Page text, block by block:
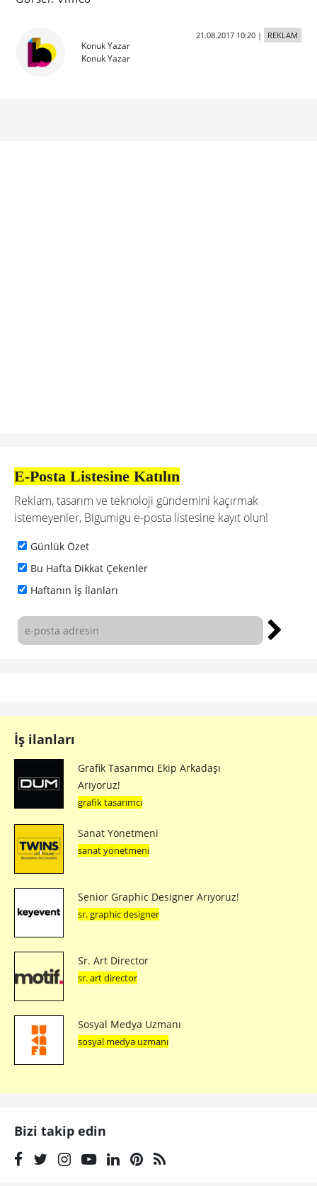
Konuk Yazar
Konuk Yazar
21.08.2017 10:20| REKLAM
E-Posta Listesine Katılın
Reklam, tasarım ve teknoloji gündemini kaçırmak
istemeyenler, Bigumigu e-posta listesine kayıt olun!
Günlük Özet
Bu Hafta Dikkat Çekenler
Haftanın İş İlanları
İş ilanları
Grafik Tasarımcı Ekip Arkadaşı
Arıyoruz!
grafik tasarımcı
Sanat Yönetmeni
sanat yönetmeni
Senior Graphic Designer Arıyoruz!
sr. graphic designer
Sr. Art Director
sr. art director
Sosyal Medya Uzmanı
sosyal medya uzmanı
Bizi takip edin